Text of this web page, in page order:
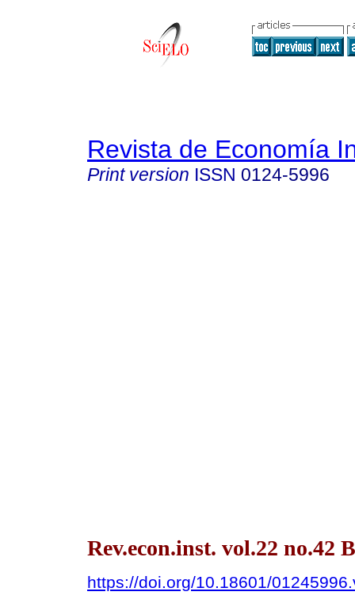
Revista de Economía
Print version ISSN 0124-5996
Rev.econ.inst. vol.22 no.42
https://doi.org/10.18601/